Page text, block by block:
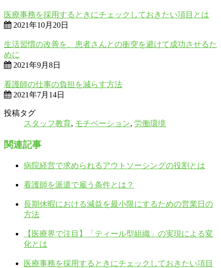
医療事務を採用するときにチェックしておきたい項目とは
2021年10月20日
生活習慣の改善を、患者さんとの衝突を避けて成功させるた
めに
2021年9月8日
看護師の仕事の負担を減らす方法
2021年7月14日
投稿タグ
スタッフ教育, モチベーション, 労働環境
関連記事
病院経営で求められるアウトソーシングの役割とは
看護師を派遣で雇う条件とは？
長期休暇における減益を最小限にするための営業日の
方法
【医療界で注目】「ティール型組織」の実現による変
化とは
医療事務を採用するときにチェックしておきたい項目